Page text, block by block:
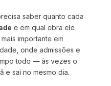
saber quanto cada
e em qual obra ele
importante em
onde admissões e
todo — às vezes o
e sai no mesmo dia.